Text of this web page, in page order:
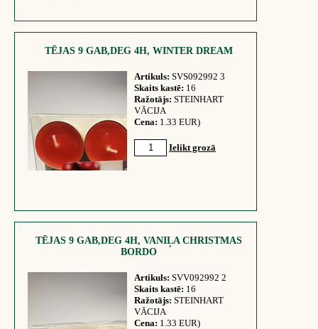
TĒJAS 9 GAB,DEG 4H, WINTER DREAM
Artikuls: SVS092992 3
Skaits kastē: 16
Ražotājs: STEINHART
VĀCIJA
Cena: 1.33 EUR)
Ielikt grozā
TĒJAS 9 GAB,DEG 4H, VANIĻA CHRISTMAS
BORDO
Artikuls: SVV092992 2
Skaits kastē: 16
Ražotājs: STEINHART
VĀCIJA
Cena: 1.33 EUR)